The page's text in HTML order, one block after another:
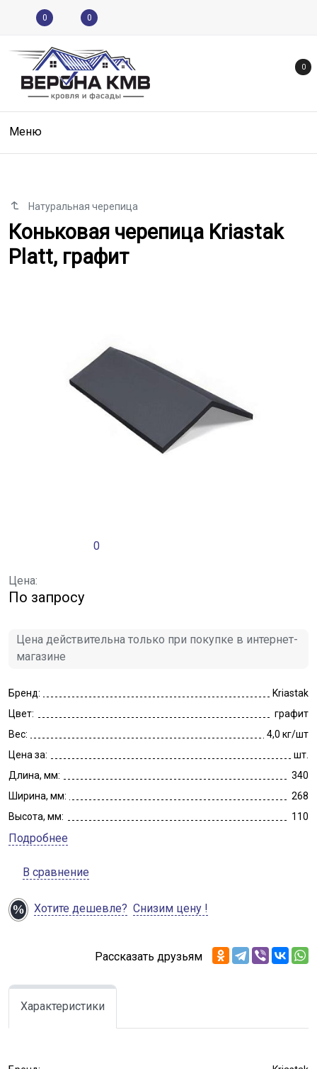
0 0
0
Меню
Натуральная черепица
Коньковая черепица Kriastak
Коньковая черепица Kriastak
Platt, графит
0
Цена:
По запросу
Цена действительна только при покупке в интернет-
магазине
Бренд:
Kriastak
Цвет:
графит
Вес:
4,0 кг/шт
Цена за:
шт.
Длина, мм:
340
Ширина, мм:
268
Высота, мм:
110
Подробнее
В сравнение
Хотите дешевле? Снизим цену !
Рассказать друзьям
Характеристики